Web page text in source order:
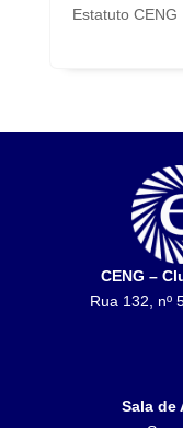
Estatuto CENG
CENG –
Rua 132, nº
Sala de